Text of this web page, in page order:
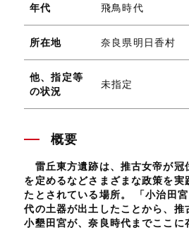
年代 飛鳥時代
所在地 奈良県明日香村
他、指定等
の状況
未指定
概要
雷丘東方遺跡は、推古女帝が冠
を定めるなどさまざまな政策を実
たとされている場所。 「小治田
代の土器が出土したことから、推
小墾田宮が、奈良時代までここに